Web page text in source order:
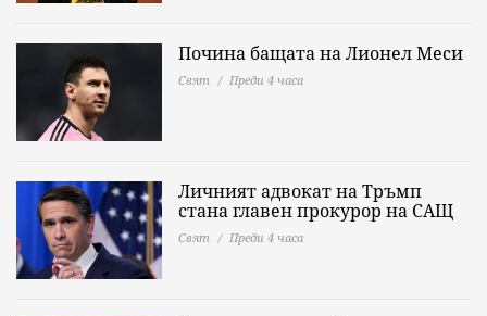
Почина бащата на Лионел Меси
Свят Преди 4 часа
Личният адвокат на Тръмп
стана главен прокурор на САЩ
Свят Преди 4 часа